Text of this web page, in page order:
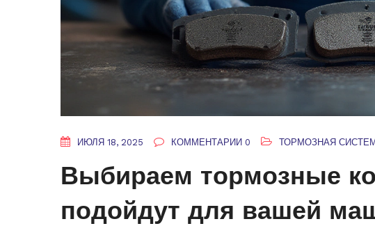
ИЮЛЯ 18, 2025 КОММЕНТАРИИ 0 ТОРМОЗНАЯ
Выбираем тормозные
подойдут для вашей